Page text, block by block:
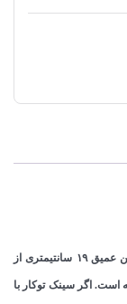
سینک ظرفشویی روکار اخوان مدل 25 با طرح پروانه و لگن عمیق ۱۹ سانتیمتری از
اگر سینک توکار با